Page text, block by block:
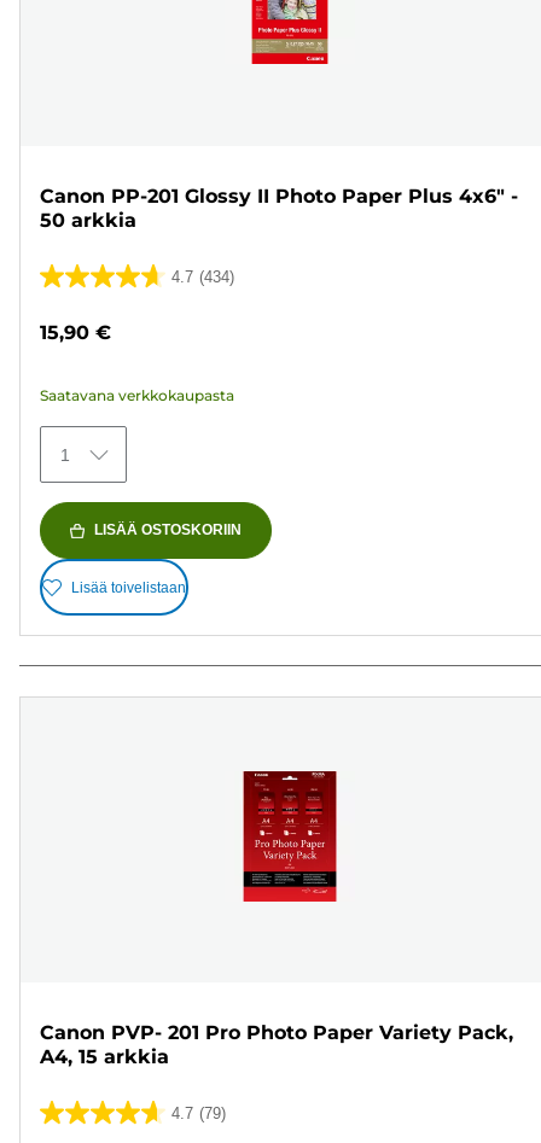
Canon PP-201 Glossy II Photo Paper Plus 4x6" -
50 arkkia
4.7 (434)
4.7/5
434
15,90 €
Saatavana verkkokaupasta
1
LISÄÄ OSTOSKORIIN
Lisää toivelistaan
Canon PVP- 201 Pro Photo Paper Variety Pack,
A4, 15 arkkia
4.7 (79)
4.7/5